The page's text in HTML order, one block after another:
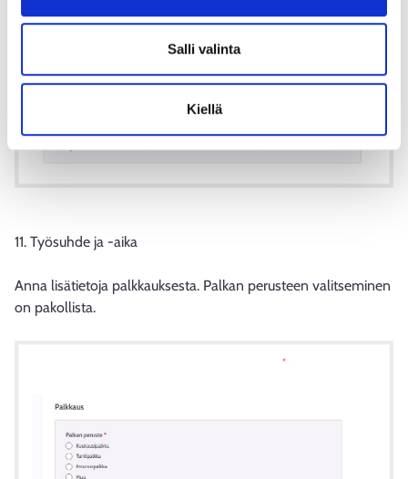
Salli valinta
Kiellä
11. Työsuhde ja -aika
Anna lisätietoja palkkauksesta. Palkan perusteen valitseminen
on pakollista.